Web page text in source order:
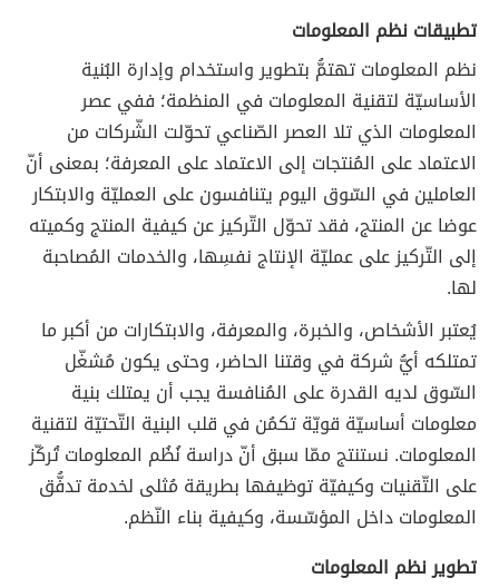
تطبيقات نظم المعلومات
نظم المعلومات تهتمُّ بتطوير واستخدام وإدارة البُنية
الأساسيّة لتقنية المعلومات في المنظمة؛ ففي عصر
المعلومات الذي تلا العصر الصّناعي تحوّلت الشّركات من
الاعتماد على المُنتجات إلى الاعتماد على المعرفة؛ بمعنى أنّ
العاملين في السّوق اليوم يتنافسون على العمليّة والابتكار
عوضا عن المنتج، فقد تحوّل التّركيز عن كيفية المنتج وكميته
إلى التّركيز على عمليّة الإنتاج نفسِها، والخدمات المُصاحبة
لها.
يُعتبر الأشخاص، والخبرة، والمعرفة، والابتكارات من أكبر ما
تمتلكه أيُّ شركة في وقتنا الحاضر، وحتى يكون مُشغّل
السّوق لديه القدرة على المُنافسة يجب أن يمتلك بنية
معلومات أساسيّة قويّة تكمُن في قلب البنية التّحتيّة لتقنية
المعلومات. نستنتج ممّا سبق أنّ دراسة نُظُم المعلومات تُركّز
على التّقنيات وكيفيّة توظيفها بطريقة مُثلى لخدمة تدفُّق
المعلومات داخل المؤسّسة، وكيفية بناء النّظم.
تطوير نظم المعلومات